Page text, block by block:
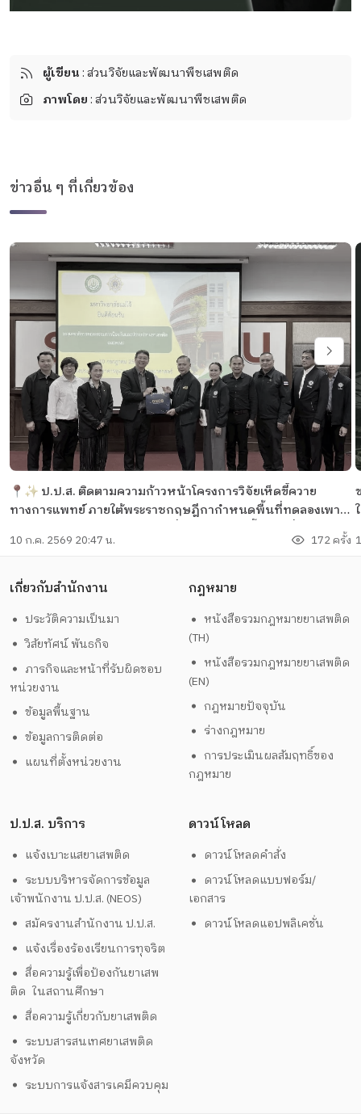
ผู้เขียน: ส่วนวิจัยและพัฒนาพืชเสพติด
ภาพโดย: ส่วนวิจัยและพัฒนาพืชเสพติด
ข่าวอื่น ๆ ที่เกี่ยวข้อง
📍✨ ป.ป.ส. ติดตามความก้าวหน้าโครงการวิจัยเห็ดขี้ควาย
ทางการแพทย์ ภายใต้พระราชกฤษฎีกากำหนดพื้นที่ทดลองเพาะ
ประโยชน์ในการศึกษาวิจัย พ.ศ. 2568 ณ มหาวิทยาลัยแม่โจ้
10 ก.ค. 2569 20:47 น. 172 ครั้ง
เกี่ยวกับสำนักงาน
ประวัติความเป็นมา
วิสัยทัศน์ พันธกิจ
ภารกิจและหน้าที่รับผิดชอบ
หน่วยงาน
ข้อมูลพื้นฐาน
ข้อมูลการติดต่อ
แผนที่ตั้งหน่วยงาน
กฎหมาย
หนังสือรวมกฎหมายยาเสพติด
(TH)
หนังสือรวมกฎหมายยาเสพติด
(EN)
กฎหมายปัจจุบัน
ร่างกฎหมาย
การประเมินผลสัมฤทธิ์ของ
กฎหมาย
ป.ป.ส. บริการ
แจ้งเบาะแสยาเสพติด
ระบบบริหารจัดการข้อมูล
เจ้าพนักงาน ป.ป.ส. (NEOS)
สมัครงานสำนักงาน ป.ป.ส.
แจ้งเรื่องร้องเรียนการทุจริต
สื่อความรู้เพื่อป้องกันยาเสพ
ติด ในสถานศึกษา
สื่อความรู้เกี่ยวกับยาเสพติด
ระบบสารสนเทศยาเสพติด
จังหวัด
ระบบการแจ้งสารเคมีควบคุม
ดาวน์โหลด
ดาวน์โหลดคำสั่ง
ดาวน์โหลดแบบฟอร์ม/
เอกสาร
ดาวน์โหลดแอปพลิเคชั่น